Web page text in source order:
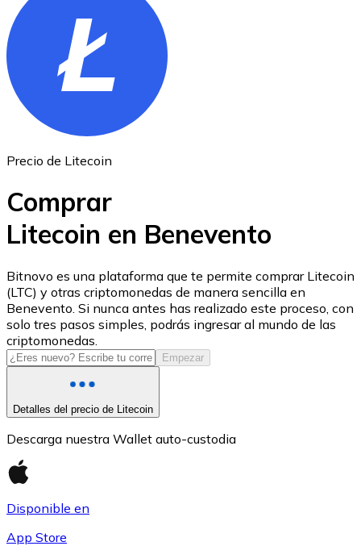
Ethereum
ETH
USD Coin
USDC
Litecoin
LTC
Precio de Litecoin
Comprar
Litecoin en Benevento
Bitnovo es una plataforma que te permite comprar Litecoin
(LTC) y otras criptomonedas de manera sencilla en
Benevento. Si nunca antes has realizado este proceso, con
solo tres pasos simples, podrás ingresar al mundo de las
criptomonedas.
Empezar
Detalles del precio de Litecoin
Descarga nuestra Wallet auto-custodia
Disponible en
App Store